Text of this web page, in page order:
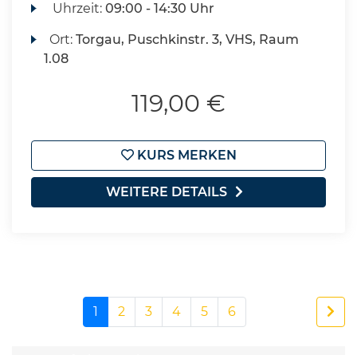
Uhrzeit:09:00 - 14:30 Uhr
Ort:Torgau, Puschkinstr. 3, VHS, Raum
1.08
119,00 €
KURS MERKEN
WEITERE DETAILS
1 2 3 4 5 6